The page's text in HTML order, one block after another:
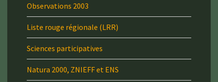
Observations 2003
Liste rouge régionale (LRR)
Sciences participatives
Natura 2000, ZNIEFF et ENS